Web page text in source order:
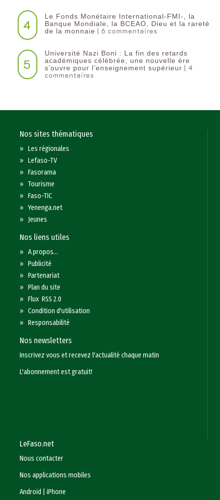
4
Le Fonds Monétaire International-FMI-, la
Banque Mondiale, la BCEAO, Dieu et la rareté
de la monnaie | 6 commentaires
5
Université Nazi Boni : La fin des retards
académiques célébrée, une nouvelle ère
s’ouvre pour l’enseignement supérieur | 4
commentaires
Nos sites thématiques
»Les régionales
»Lefaso-TV
»Fasorama
»Tourisme
»Faso-TIC
»Yenenga.net
» Jeunes
Nos liens utiles
»A propos...
»Publicité
»Partenariat
»Plan du site
»Flux RSS 2.0
»Condition d'utilisation
»Responsabilité
Nos newsletters
Inscrivez vous et recevez l'actualité chaque matin
L'abonnement est gratuit!
LeFaso.net
Nous contacter
Nos applications mobiles
Android
|iPhone